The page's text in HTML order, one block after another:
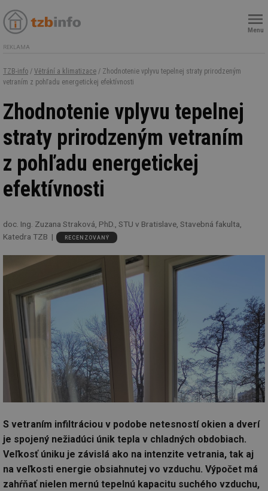
Menu
REKLAMA
TZB-info / Větrání a klimatizace / Zhodnotenie vplyvu tepelnej straty prirodzeným
vetraním z pohľadu energetickej efektívnosti
Zhodnotenie vplyvu tepelnej
straty prirodzeným vetraním
z pohľadu energetickej
efektívnosti
doc. Ing. Zuzana Straková, PhD., STU v Bratislave, Stavebná fakulta,
Katedra TZB
RECENZOVANÝ
S vetraním infiltráciou v podobe netesností okien a dverí
je spojený nežiadúci únik tepla v chladných obdobiach.
Veľkosť úniku je závislá ako na intenzite vetrania, tak aj
na veľkosti energie obsiahnutej vo vzduchu. Výpočet má
zahŕňať nielen mernú tepelnú kapacitu suchého vzduchu,